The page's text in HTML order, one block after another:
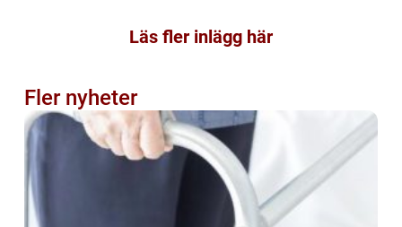
Läs fler inlägg här
Fler nyheter